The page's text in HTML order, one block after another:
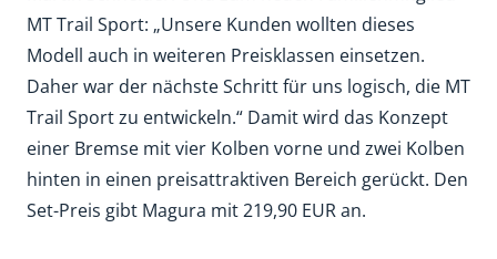
MT Trail Sport: „Unsere Kunden wollten dieses
Modell auch in weiteren Preisklassen einsetzen.
Daher war der nächste Schritt für uns logisch, die MT
Trail Sport zu entwickeln.“ Damit wird das Konzept
einer Bremse mit vier Kolben vorne und zwei Kolben
hinten in einen preisattraktiven Bereich gerückt. Den
Set-Preis gibt Magura mit 219,90 EUR an.